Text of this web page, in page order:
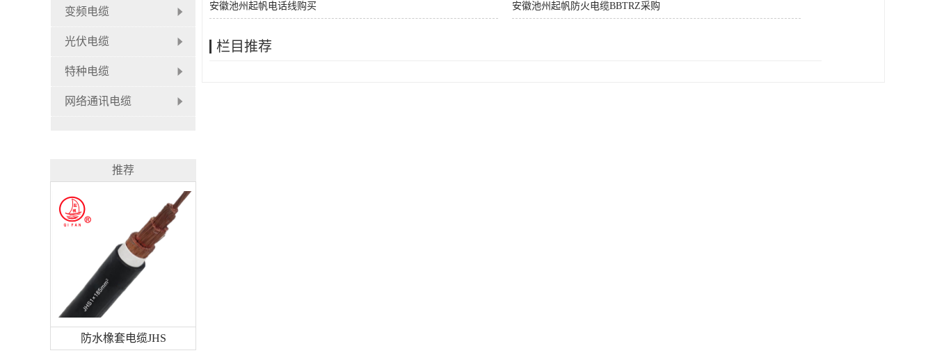
安徽池州起帆电话线购买 安徽池州起帆防火电缆BBTRZ采购
栏目推荐
变频电缆
光伏电缆
特种电缆
网络通讯电缆
推荐
防水橡套电缆JHS